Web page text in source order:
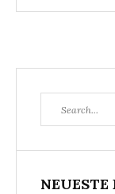
for:
NEUESTE